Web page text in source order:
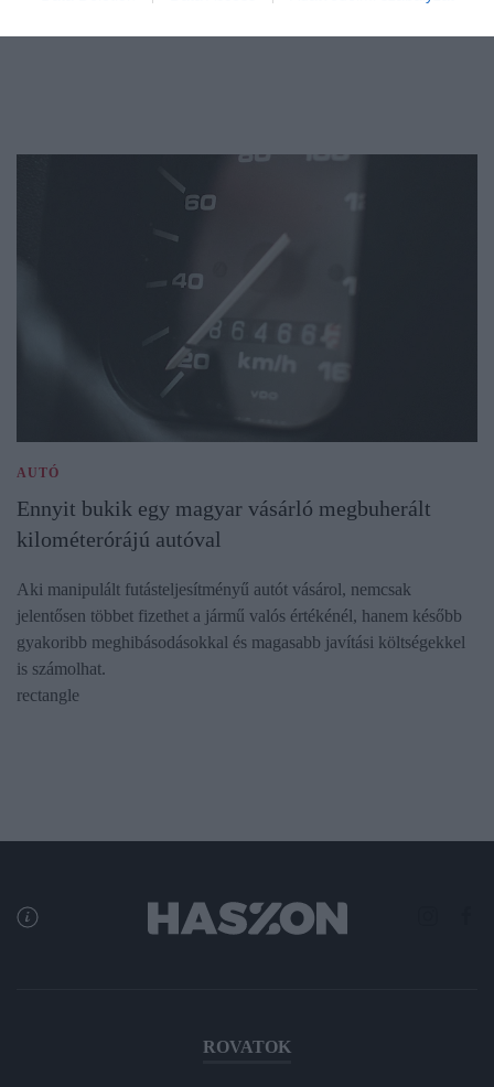
AUTÓ
Ennyit bukik egy magyar vásárló megbuherált
kilométerórájú autóval
Aki manipulált futásteljesítményű autót vásárol, nemcsak
jelentősen többet fizethet a jármű valós értékénél, hanem később
gyakoribb meghibásodásokkal és magasabb javítási költségekkel
is számolhat.
rectangle
ROVATOK